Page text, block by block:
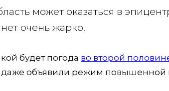
может оказаться в
очень жарко.
будет погода во второй
даже объявили режим повышенной